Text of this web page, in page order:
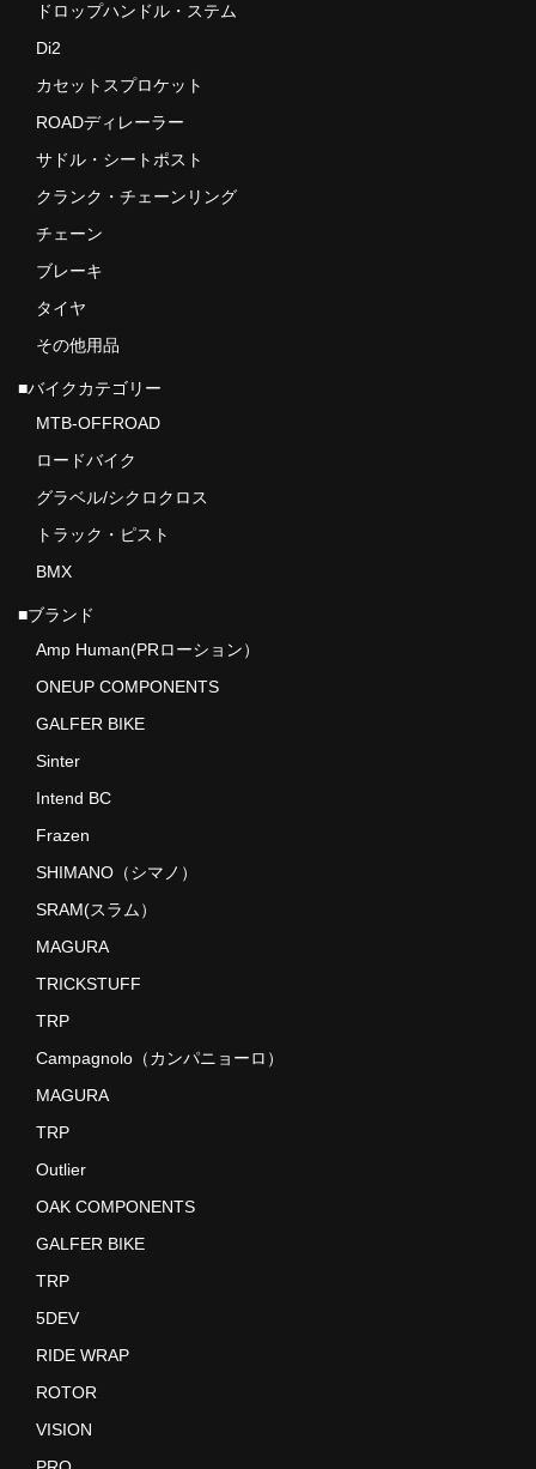
ドロップハンドル・ステム
Di2
カセットスプロケット
ROADディレーラー
サドル・シートポスト
クランク・チェーンリング
チェーン
ブレーキ
タイヤ
その他用品
■バイクカテゴリー
MTB-OFFROAD
ロードバイク
グラベル/シクロクロス
トラック・ピスト
BMX
■ブランド
Amp Human(PRローション）
ONEUP COMPONENTS
GALFER BIKE
Sinter
Intend BC
Frazen
SHIMANO（シマノ）
SRAM(スラム）
MAGURA
TRICKSTUFF
TRP
Campagnolo（カンパニョーロ）
MAGURA
TRP
Outlier
OAK COMPONENTS
GALFER BIKE
TRP
5DEV
RIDE WRAP
ROTOR
VISION